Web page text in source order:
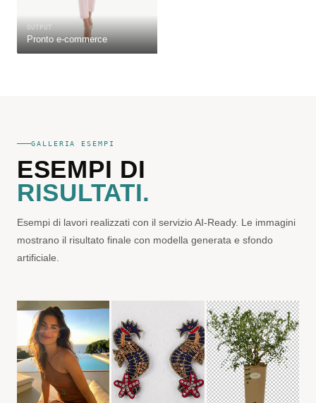
OUTPUT
Pronto e-commerce
GALLERIA ESEMPI
ESEMPI DI
RISULTATI.
Esempi di lavori realizzati con il servizio AI-Ready. Le immagini
mostrano il risultato finale con modella generata e sfondo
artificiale.